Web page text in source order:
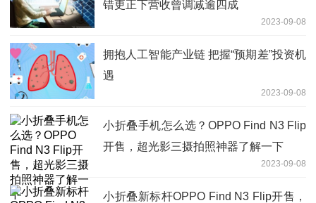
错更正下营收曾调减逾四成
2023-09-08
拥抱人工智能产业链 把握“预期差”投资机
遇
2023-09-08
小折叠手机怎么选？OPPO Find N3 Flip
开售，超光影三摄拍照神器了解一下
2023-09-08
小折叠新标杆OPPO Find N3 Flip开售，